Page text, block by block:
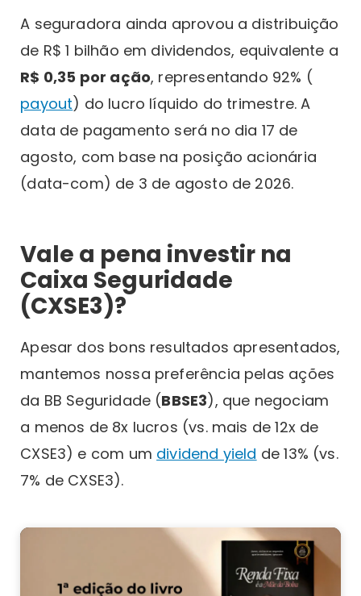
A seguradora ainda aprovou a distribuição
de R$ 1 bilhão em dividendos, equivalente a
R$ 0,35 por ação, representando 92% (
payout) do lucro líquido do trimestre. A
data de pagamento será no dia 17 de
agosto, com base na posição acionária
(data-com) de 3 de agosto de 2026.
Vale a pena investir na
Caixa Seguridade
(CXSE3)?
Apesar dos bons resultados apresentados,
mantemos nossa preferência pelas ações
da BB Seguridade (BBSE3), que negociam
a menos de 8x lucros (vs. mais de 12x de
CXSE3) e com um dividend yield de 13% (vs.
7% de CXSE3).